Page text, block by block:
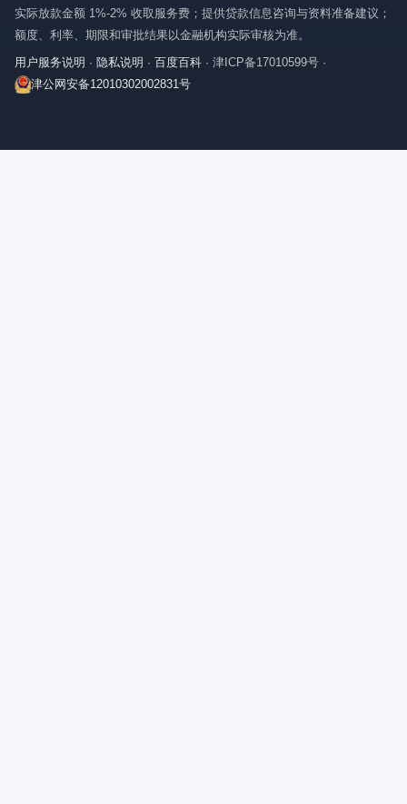
实际放款金额 1%-2% 收取服务费；提供贷款信息咨询与资料准备建议；
额度、利率、期限和审批结果以金融机构实际审核为准。
用户服务说明 · 隐私说明 · 百度百科 · 津ICP备17010599号 ·
津公网安备12010302002831号